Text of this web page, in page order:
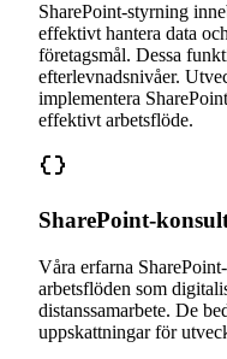
SharePoint-styrning
effektivt hantera data
företagsmål. Dessa
efterlevnadsnivåer.
implementera
effektivt arbetsflöde.
SharePoint-
Våra erfarna
arbetsflöden som
distanssamarbete. De
uppskattningar för